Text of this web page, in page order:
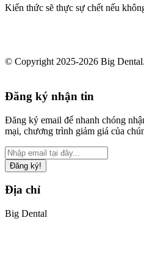
Kiến thức sẽ thực sự chết nếu
© Copyright 2025-2026 Big Dental.
Đăng ký nhận tin
Đăng ký email để nhanh chóng
mại, chương trình giảm giá của
Đăng ký!
Địa chỉ
Big Dental